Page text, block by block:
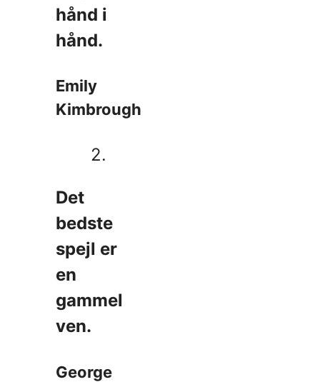
hånd i
hånd.
Emily
Kimbrough
2.
Det
bedste
spejl er
en
gammel
ven.
George